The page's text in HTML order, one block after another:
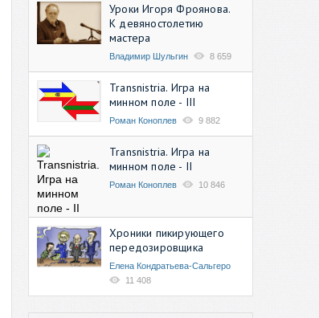
Уроки Игоря Фроянова.
К девяностолетию
мастера
Владимир Шульгин 8 659
Transnistria. Игра на
минном поле - III
Роман Коноплев 9 882
Transnistria. Игра на
минном поле - II
Роман Коноплев 10 846
Хроники пикирующего
передозировщика
Елена Кондратьева-Сальгеро
11 408